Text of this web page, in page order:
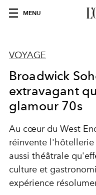
MENU
VOYAGE
Broadwick
extravagant
glamour 70s
Au cœur du West
réinvente l'hôtellerie
aussi théâtrale
culture et
expérience